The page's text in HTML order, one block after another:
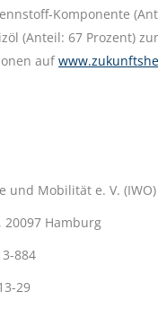
Komponente
(Anteil: 67 Prozent)
auf
und Mobilität e. V. (IWO)
20097 Hamburg
884
29